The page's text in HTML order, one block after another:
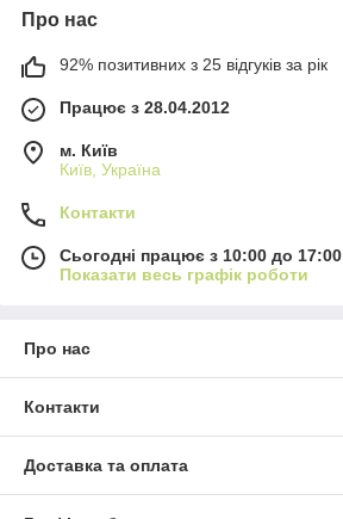
Про нас
92% позитивних з 25 відгуків за рік
Працює з 28.04.2012
м. Київ
Київ, Україна
Контакти
Сьогодні працює з 10:00 до 17:00
Показати весь графік роботи
Про нас
Контакти
Доставка та оплата